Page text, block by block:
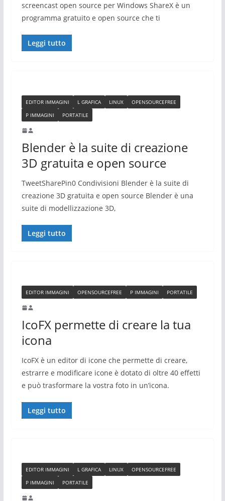
screencast open source per Windows ShareX è un
programma gratuito e open source che ti
Leggi tutto
EDITOR IMMAGINI L GRAFICA LINUX
OPENSOURCEFREE
P IMMAGINI
PORTATILE
Blender è la suite di creazione
3D gratuita e open source
TweetSharePin0 Condivisioni Blender è la suite di
creazione 3D gratuita e open source Blender è una
suite di modellizzazione 3D,
Leggi tutto
EDITOR IMMAGINI OPENSOURCEFREE P IMMAGINI PORTATILE
IcoFX permette di creare la tua
icona
IcoFX è un editor di icone che permette di creare,
estrarre e modificare icone è dotato di oltre 40 effetti
e può trasformare la vostra foto in un’icona.
Leggi tutto
EDITOR IMMAGINI L GRAFICA LINUX
OPENSOURCEFREE
P IMMAGINI
PORTATILE